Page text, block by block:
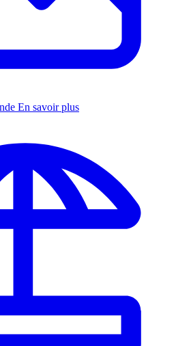
En savoir plus